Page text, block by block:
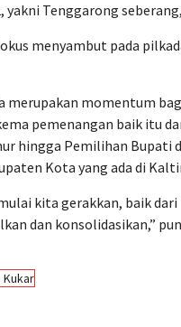
Tenggarong
menyambut pada
merupakan momentum
pemenangan baik itu
hingga Pemilihan Bupati
Kota yang ada di
kita gerakkan, baik
dan konsolidasikan,”
Kukar